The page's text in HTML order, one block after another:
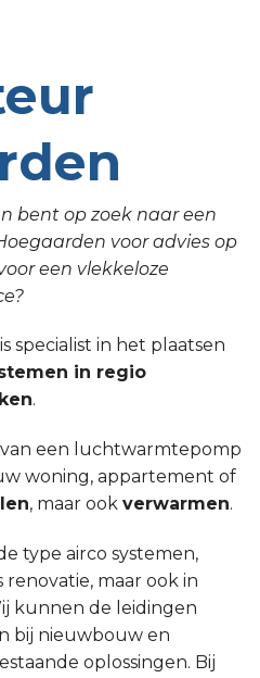
bent op zoek naar een
voor advies op
een vlekkeloze
is specialist in het plaatsen
in regio
.
een luchtwarmtepomp
woning, appartement of
, maar ook verwarmen.
type airco systemen,
maar ook in
kunnen de leidingen
bij nieuwbouw en
oplossingen. Bij